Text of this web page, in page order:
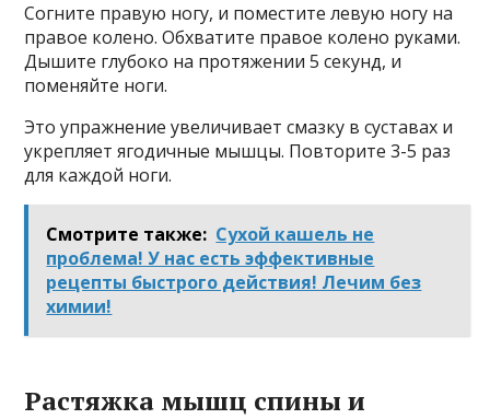
Согните правую ногу, и поместите левую ногу на
правое колено. Обхватите правое колено руками.
Дышите глубоко на протяжении 5 секунд, и
поменяйте ноги.
Это упражнение увеличивает смазку в суставах и
укрепляет ягодичные мышцы. Повторите 3-5 раз
для каждой ноги.
Смотрите также: Сухой кашель не
проблема! У нас есть эффективные
рецепты быстрого действия! Лечим без
химии!
Растяжка мышц спины и